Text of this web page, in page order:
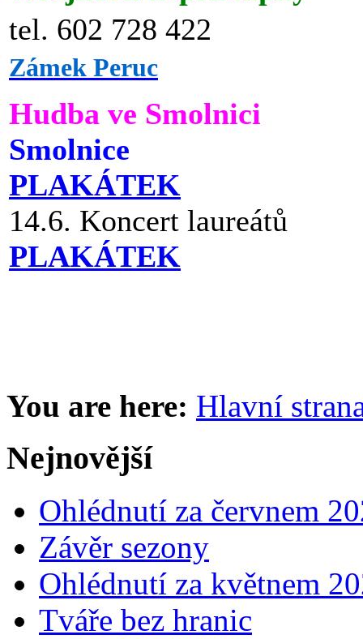
tel. 602 728 422
Zámek Peruc
Hudba ve Smolnici
Smolnice
PLAKÁTEK
14.6. Koncert laureátů
PLAKÁTEK
You are here: Hlavní
Nejnovější
Ohlédnutí za červnem
Závěr sezony
Ohlédnutí za květnem
Tváře bez hranic